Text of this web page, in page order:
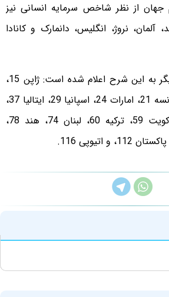
جهان از نظر شاخص سرمایه انسانی نیز
آلمان،‌ نروژ، انگلیس، دانمارک و کانادا
رتبه برخی کشورهای دیگر به این شرح اعلام شده است: ژاپن 15،
آمریکا 16، قطر 18، فرانسه 21، امارات 24، اسپانیا 29، ایتالیا 37،
چین 43، روسیه 51، کویت 59، ترکیه 60، لبنان 74، هند 78،